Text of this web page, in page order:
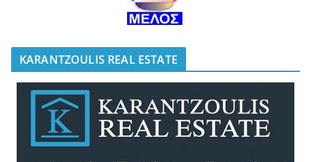
KARANTZOULIS REAL ESTATE